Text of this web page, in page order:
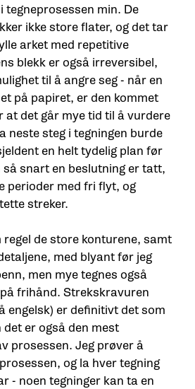
tegneprosessen min. De
ikke store flater, og det tar
arket med repetitive
blekk er også irreversibel,
til å angre seg - når en
på papiret, er den kommet
at det går mye tid til å vurdere
neste steg i tegningen burde
en helt tydelig plan før
så snart en beslutning er tatt,
perioder med fri flyt, og
streker.
regel de store konturene, samt
med blyant før jeg
men mye tegnes også
frihånd. Strekskravuren
engelsk) er definitivt det som
er også den mest
prosessen. Jeg prøver å
og la hver tegning
- noen tegninger kan ta en